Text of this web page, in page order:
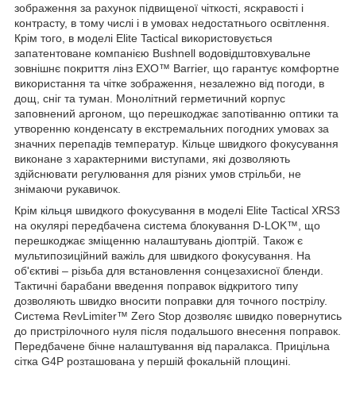
зображення за рахунок підвищеної чіткості, яскравості і
контрасту, в тому числі і в умовах недостатнього освітлення.
Крім того, в моделі Elite Tactical використовується
запатентоване компанією Bushnell водовідштовхувальне
зовнішнє покриття лінз EXO™ Barrier, що гарантує комфортне
використання та чітке зображення, незалежно від погоди, в
дощ, сніг та туман. Монолітний герметичний корпус
заповнений аргоном, що перешкоджає запотіванню оптики та
утворенню конденсату в екстремальних погодних умовах за
значних перепадів температур. Кільце швидкого фокусування
виконане з характерними виступами, які дозволяють
здійснювати регулювання для різних умов стрільби, не
знімаючи рукавичок.
Крім кільця швидкого фокусування в моделі Elite Tactical XRS3
на окулярі передбачена система блокування D-LOK™, що
перешкоджає зміщенню налаштувань діоптрій. Також є
мультипозиційний важіль для швидкого фокусування. На
об'єктиві – різьба для встановлення сонцезахисної бленди.
Тактичні барабани введення поправок відкритого типу
дозволяють швидко вносити поправки для точного пострілу.
Система RevLimiter™ Zero Stop дозволяє швидко повернутись
до пристрілочного нуля після подальшого внесення поправок.
Передбачене бічне налаштування від паралакса. Прицільна
сітка G4P розташована у першій фокальній площині.